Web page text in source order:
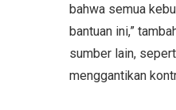
bahwa semua
bantuan ini,”
sumber lain,
menggantikan